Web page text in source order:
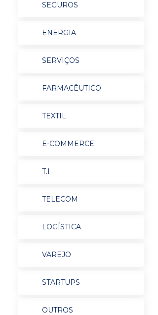
SEGUROS
ENERGIA
SERVIÇOS
FARMACÊUTICO
TEXTIL
E-COMMERCE
T.I
TELECOM
LOGÍSTICA
VAREJO
STARTUPS
OUTROS